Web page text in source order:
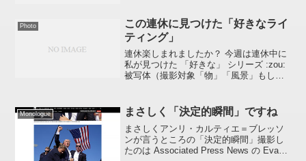
Photo
この連休に見つけた「好きなライ
ティング」
連休楽しまれましたか？ 今週は連休中に
私が見つけた 「好きな」 シリーズ :zou:
被写体（撮影対象「物」「風景」もしく
Monologue まさしく「決定的瞬間」ですね
まさしくアンリ・カルティエ＝ブレッソ
ンが言うところの「決定的瞬間」撮影し
たのは Associated Press News の Evan